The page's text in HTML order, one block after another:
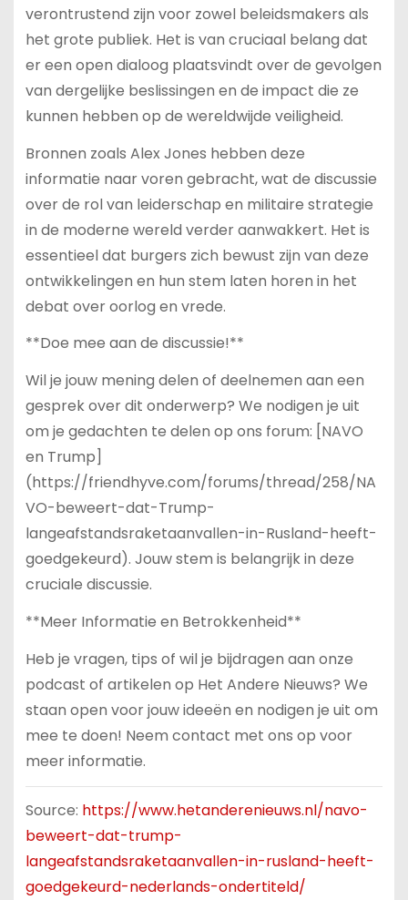
verontrustend zijn voor zowel beleidsmakers als
het grote publiek. Het is van cruciaal belang dat
er een open dialoog plaatsvindt over de gevolgen
van dergelijke beslissingen en de impact die ze
kunnen hebben op de wereldwijde veiligheid.
Bronnen zoals Alex Jones hebben deze
informatie naar voren gebracht, wat de discussie
over de rol van leiderschap en militaire strategie
in de moderne wereld verder aanwakkert. Het is
essentieel dat burgers zich bewust zijn van deze
ontwikkelingen en hun stem laten horen in het
debat over oorlog en vrede.
**Doe mee aan de discussie!**
Wil je jouw mening delen of deelnemen aan een
gesprek over dit onderwerp? We nodigen je uit
om je gedachten te delen op ons forum: [NAVO
en Trump]
(https://friendhyve.com/forums/thread/258/NA
VO-beweert-dat-Trump-
langeafstandsraketaanvallen-in-Rusland-heeft-
goedgekeurd). Jouw stem is belangrijk in deze
cruciale discussie.
**Meer Informatie en Betrokkenheid**
Heb je vragen, tips of wil je bijdragen aan onze
podcast of artikelen op Het Andere Nieuws? We
staan open voor jouw ideeën en nodigen je uit om
mee te doen! Neem contact met ons op voor
meer informatie.
Source: https://www.hetanderenieuws.nl/navo-
beweert-dat-trump-
langeafstandsraketaanvallen-in-rusland-heeft-
goedgekeurd-nederlands-ondertiteld/